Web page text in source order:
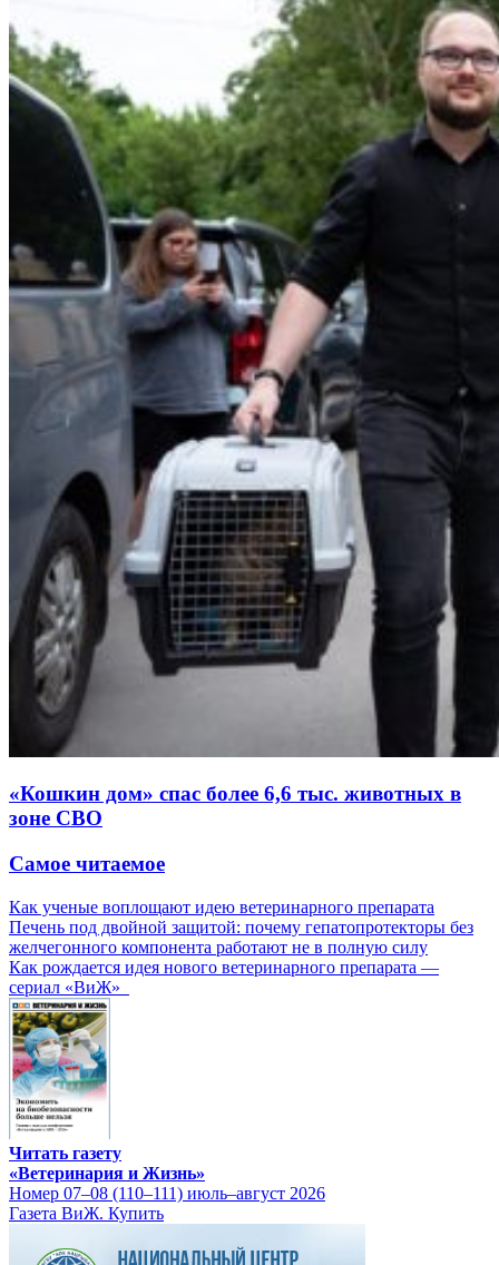
«Кошкин дом» спас более 6,6 тыс. животных в
зоне СВО
Самое читаемое
Как ученые воплощают идею ветеринарного препарата
Печень под двойной защитой: почему гепатопротекторы без
желчегонного компонента работают не в полную силу
Как рождается идея нового ветеринарного препарата —
сериал «ВиЖ»
Читать газету
«Ветеринария и Жизнь»
Номер 07–08 (110–111) июль–август 2026
Газета ВиЖ. Купить